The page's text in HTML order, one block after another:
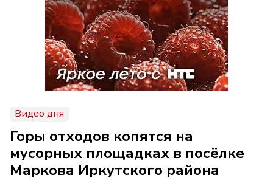
Видео дня
Горы отходов копятся на
мусорных площадках в посёлке
Маркова Иркутского района